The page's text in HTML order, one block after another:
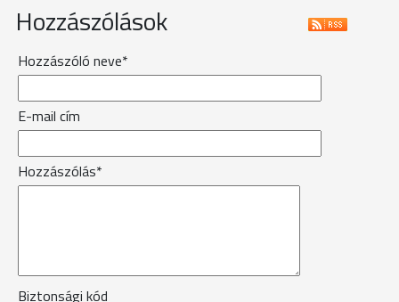
Hozzászólások
Hozzászóló neve*
E-mail cím
Hozzászólás*
Biztonsági kód